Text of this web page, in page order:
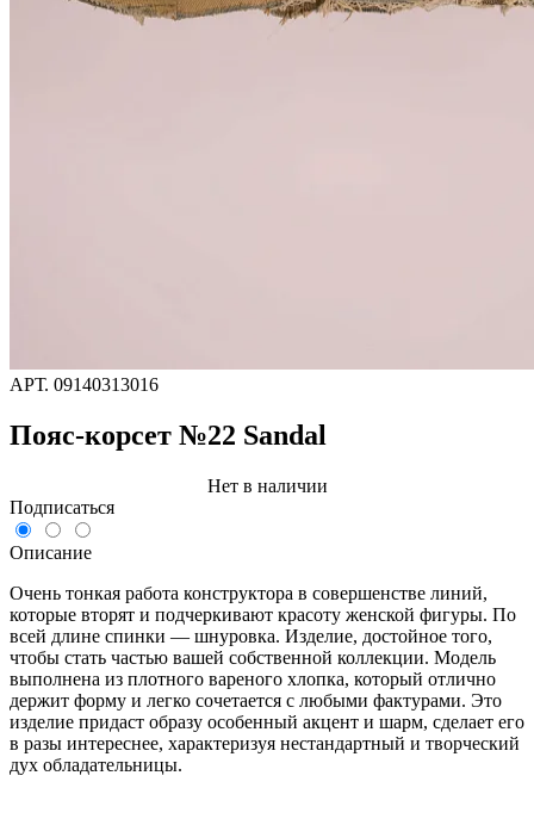
АРТ. 09140313016
Пояс-корсет №22 Sandal
Нет в наличии
Подписаться
Описание
Очень тонкая работа конструктора в совершенстве линий,
которые вторят и подчеркивают красоту женской фигуры. По
всей длине спинки — шнуровка. Изделие, достойное того,
чтобы стать частью вашей собственной коллекции. Модель
выполнена из плотного вареного хлопка, который отлично
держит форму и легко сочетается с любыми фактурами. Это
изделие придаст образу особенный акцент и шарм, сделает его
в разы интереснее, характеризуя нестандартный и творческий
дух обладательницы.